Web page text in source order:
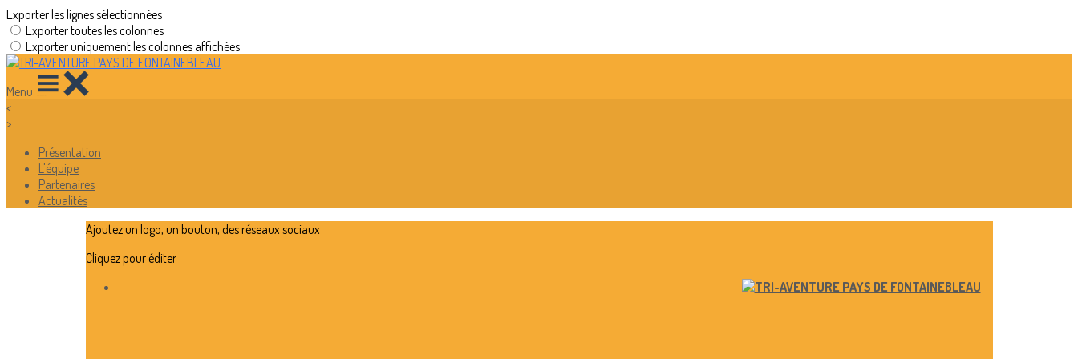
Exporter les lignes sélectionnées
Exporter toutes les colonnes
Exporter uniquement les colonnes affichées
Menu
<
>
Présentation
L'équipe
Partenaires
Actualités
Ajoutez un logo, un bouton, des réseaux sociaux
Cliquez pour éditer